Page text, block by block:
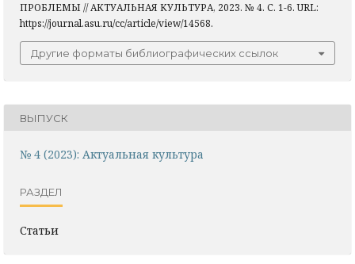
ПРОБЛЕМЫ // АКТУАЛЬНАЯ КУЛЬТУРА, 2023. № 4. С. 1-6. URL:
https://journal.asu.ru/cc/article/view/14568.
Другие форматы библиографических ссылок
ВЫПУСК
№ 4 (2023): Актуальная культура
РАЗДЕЛ
Статьи